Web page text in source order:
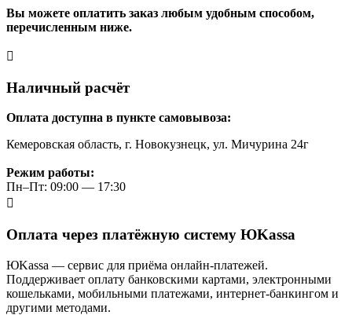
Вы можете оплатить заказ любым удобным способом,
перечисленным ниже.
Наличный расчёт
Оплата доступна в пункте самовывоза:
Кемеровская область, г. Новокузнецк, ул. Мичурина 24г
Режим работы:
Пн–Пт: 09:00 — 17:30
Оплата через платёжную систему ЮKassa
ЮKassa — сервис для приёма онлайн-платежей.
Поддерживает оплату банковскими картами, электронными
кошельками, мобильными платежами, интернет-банкингом и
другими методами.